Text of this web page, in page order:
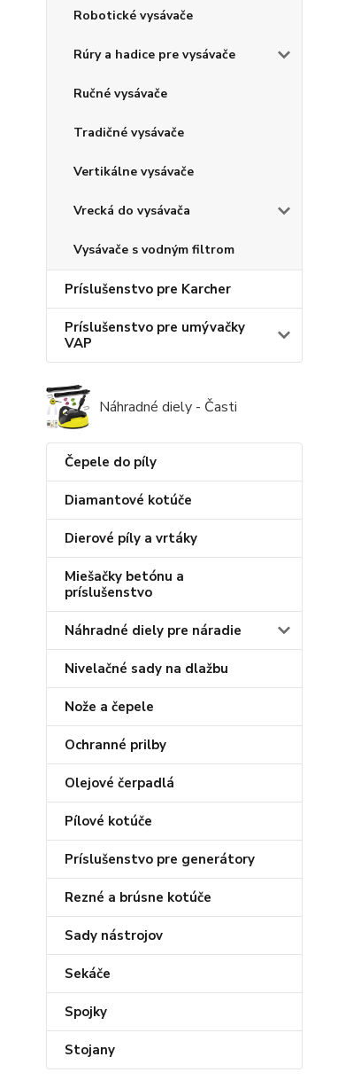
Robotické vysávače
Rúry a hadice pre vysávače
Ručné vysávače
Tradičné vysávače
Vertikálne vysávače
Vrecká do vysávača
Vysávače s vodným filtrom
Príslušenstvo pre Karcher
Príslušenstvo pre umývačky
VAP
Náhradné diely - Časti
Čepele do píly
Diamantové kotúče
Dierové píly a vrtáky
Miešačky betónu a
príslušenstvo
Náhradné diely pre náradie
Nivelačné sady na dlažbu
Nože a čepele
Ochranné prilby
Olejové čerpadlá
Pílové kotúče
Príslušenstvo pre generátory
Rezné a brúsne kotúče
Sady nástrojov
Sekáče
Spojky
Stojany